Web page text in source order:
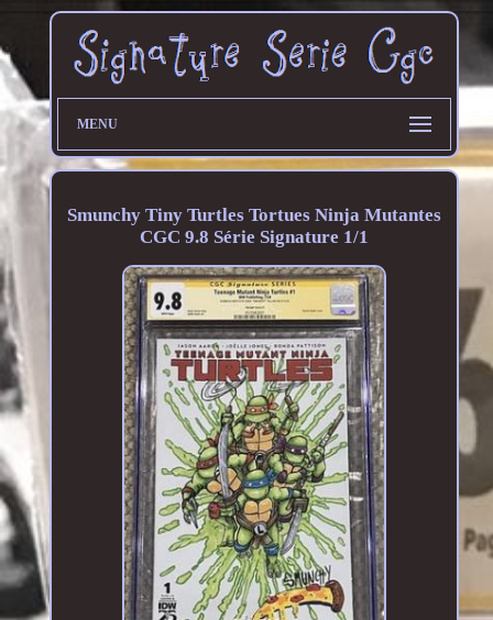
MENU
Smunchy Tiny Turtles Tortues Ninja Mutantes
CGC 9.8 Série Signature 1/1